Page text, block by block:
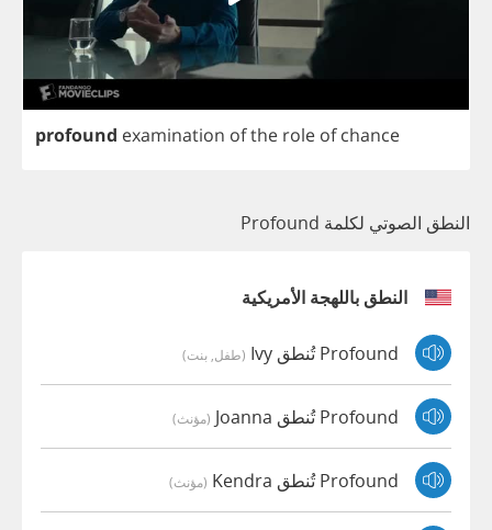
profound examination ofthe role of chance
النطق الصوتي لكلمة Profound
النطق باللهجة الأمريكية
Profound تُنطق Ivy (طفل, بنت)
Profound تُنطق Joanna (مؤنث)
Profound تُنطق Kendra (مؤنث)